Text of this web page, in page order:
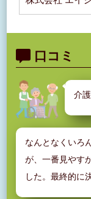
口コミ
介
なんとなくいろ
が、一番見やす
した。最終的に